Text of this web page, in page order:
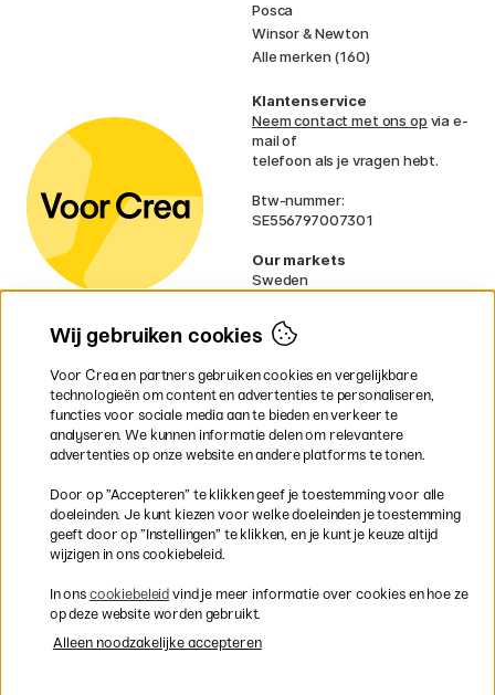
Posca
Winsor & Newton
Alle merken (160)
Klantenservice
Neem contact met ons op via e-
mail of
telefoon als je vragen hebt.
Btw-nummer:
SE556797007301
Our markets
Sweden
Denmark
Finland
Ireland
Germany
UK
EU
gelden voor volumineuze producten.
Snel en veilig met creditcard of iDEAL
Wij gebruiken cookies
Voor Crea en partners gebruiken cookies en vergelijkbare
technologieën om content en advertenties te personaliseren,
functies voor sociale media aan te bieden en verkeer te
analyseren. We kunnen informatie delen om relevantere
advertenties op onze website en andere platforms te tonen.
Door op ”Accepteren” te klikken geef je toestemming voor alle
doeleinden. Je kunt kiezen voor welke doeleinden je toestemming
geeft door op ”Instellingen” te klikken, en je kunt je keuze altijd
wijzigen in ons cookiebeleid.
In ons cookiebeleid vind je meer informatie over cookies en hoe ze
op deze website worden gebruikt.
Alleen noodzakelijke accepteren